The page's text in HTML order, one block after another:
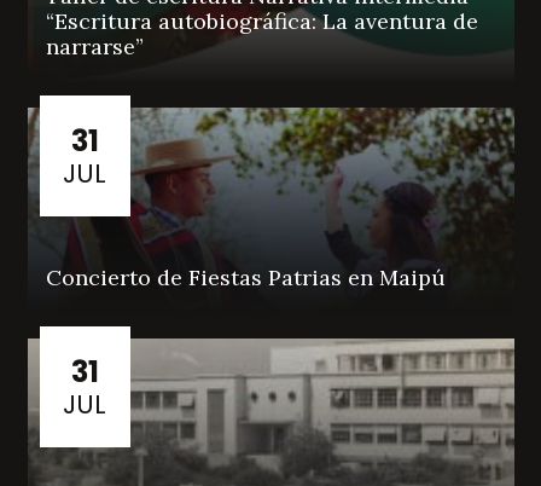
“Escritura autobiográfica: La aventura de
narrarse”
31
JUL
Concierto de Fiestas Patrias en Maipú
31
JUL